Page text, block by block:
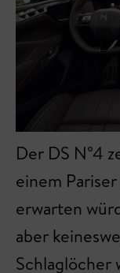
Der DS N°4
einem
erwarten
aber
Schlaglöcher